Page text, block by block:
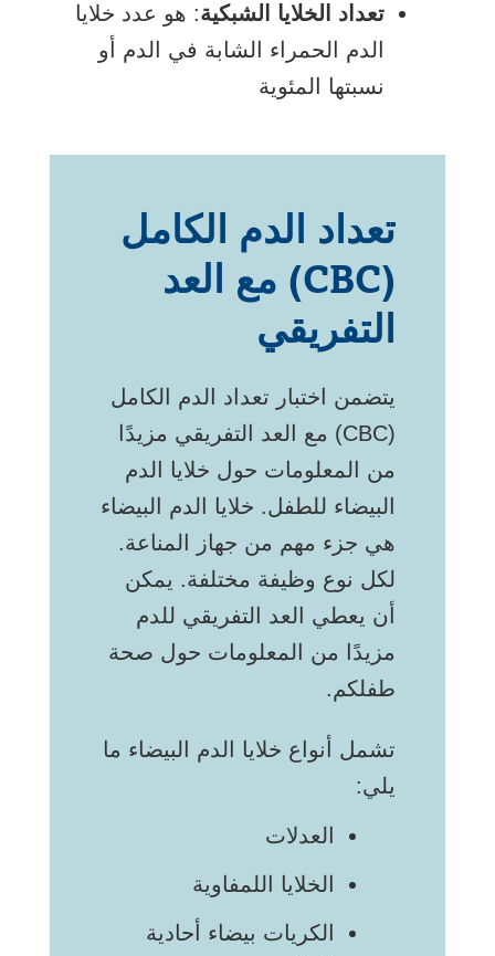
تعداد الخلايا الشبكية: هو عدد خلايا
الدم الحمراء الشابة في الدم أو
نسبتها المئوية
تعداد الدم الكامل
(CBC) مع العد
التفريقي
يتضمن اختبار تعداد الدم الكامل
(CBC) مع العد التفريقي مزيدًا
من المعلومات حول خلايا الدم
البيضاء للطفل. خلايا الدم البيضاء
هي جزء مهم من جهاز المناعة.
لكل نوع وظيفة مختلفة. يمكن
أن يعطي العد التفريقي للدم
مزيدًا من المعلومات حول صحة
طفلكم.
تشمل أنواع خلايا الدم البيضاء ما
يلي:
العدلات
الخلايا اللمفاوية
الكريات بيضاء أحادية